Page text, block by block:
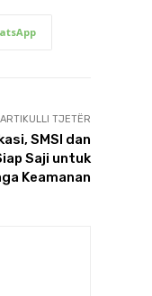
ARTIKULLI TJETËR
SMSI dan
Saji untuk
Keamanan